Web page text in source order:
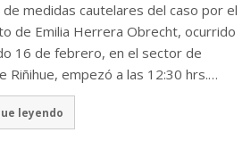
medidas cautelares del caso por el
de Emilia Herrera Obrecht, ocurrido
16 de febrero, en el sector de
Riñihue, empezó a las 12:30 hrs.…
leyendo